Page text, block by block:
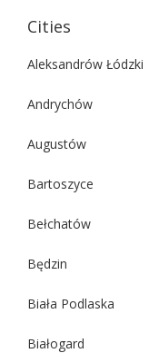
Cities
Aleksandrów Łódzki
Andrychów
Augustów
Bartoszyce
Bełchatów
Będzin
Biała Podlaska
Białogard